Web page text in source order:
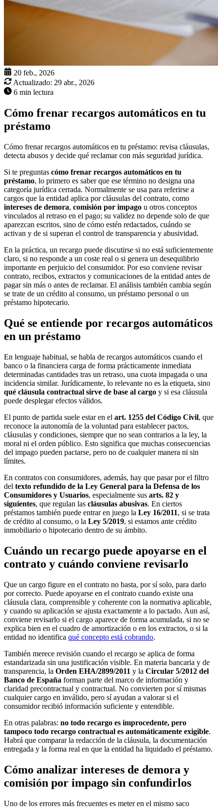
20 feb., 2026
Actualizado: 29 abr., 2026
6 min lectura
Cómo frenar recargos automáticos en tu
préstamo
Cómo frenar recargos automáticos en tu préstamo: revisa cláusulas,
detecta abusos y decide qué reclamar con más seguridad jurídica.
Si te preguntas cómo frenar recargos automáticos en tu
préstamo, lo primero es saber que ese término no designa una
categoría jurídica cerrada. Normalmente se usa para referirse a
cargos que la entidad aplica por cláusulas del contrato, como
intereses de demora, comisión por impago u otros conceptos
vinculados al retraso en el pago; su validez no depende solo de que
aparezcan escritos, sino de cómo estén redactados, cuándo se
activan y de si superan el control de transparencia y abusividad.
En la práctica, un recargo puede discutirse si no está suficientemente
claro, si no responde a un coste real o si genera un desequilibrio
importante en perjuicio del consumidor. Por eso conviene revisar
contrato, recibos, extractos y comunicaciones de la entidad antes de
pagar sin más o antes de reclamar. El análisis también cambia según
se trate de un crédito al consumo, un préstamo personal o un
préstamo hipotecario.
Qué se entiende por recargos automáticos
en un préstamo
En lenguaje habitual, se habla de recargos automáticos cuando el
banco o la financiera carga de forma prácticamente inmediata
determinadas cantidades tras un retraso, una cuota impagada o una
incidencia similar. Jurídicamente, lo relevante no es la etiqueta, sino
qué cláusula contractual sirve de base al cargo y si esa cláusula
puede desplegar efectos válidos.
El punto de partida suele estar en el art. 1255 del Código Civil, que
reconoce la autonomía de la voluntad para establecer pactos,
cláusulas y condiciones, siempre que no sean contrarios a la ley, la
moral ni el orden público. Esto significa que muchas consecuencias
del impago pueden pactarse, pero no de cualquier manera ni sin
límites.
En contratos con consumidores, además, hay que pasar por el filtro
del texto refundido de la Ley General para la Defensa de los
Consumidores y Usuarios, especialmente sus arts. 82 y
siguientes, que regulan las cláusulas abusivas. En ciertos
préstamos también puede entrar en juego la Ley 16/2011, si se trata
de crédito al consumo, o la Ley 5/2019, si estamos ante crédito
inmobiliario o hipotecario dentro de su ámbito.
Cuándo un recargo puede apoyarse en el
contrato y cuándo conviene revisarlo
Que un cargo figure en el contrato no basta, por sí solo, para darlo
por correcto. Puede apoyarse en el contrato cuando existe una
cláusula clara, comprensible y coherente con la normativa aplicable,
y cuando su aplicación se ajusta exactamente a lo pactado. Aun así,
conviene revisarlo si el cargo aparece de forma acumulada, si no se
explica bien en el cuadro de amortización o en los extractos, o si la
entidad no identifica qué concepto está cobrando.
También merece revisión cuando el recargo se aplica de forma
estandarizada sin una justificación visible. En materia bancaria y de
transparencia, la Orden EHA/2899/2011 y la Circular 5/2012 del
Banco de España forman parte del marco de información y
claridad precontractual y contractual. No convierten por sí mismas
cualquier cargo en inválido, pero sí ayudan a valorar si el
consumidor recibió información suficiente y entendible.
En otras palabras: no todo recargo es improcedente, pero
tampoco todo recargo contractual es automáticamente exigible.
Habrá que comparar la redacción de la cláusula, la documentación
entregada y la forma real en que la entidad ha liquidado el préstamo.
Cómo analizar intereses de demora y
comisión por impago sin confundirlos
Uno de los errores más frecuentes es meter en el mismo saco